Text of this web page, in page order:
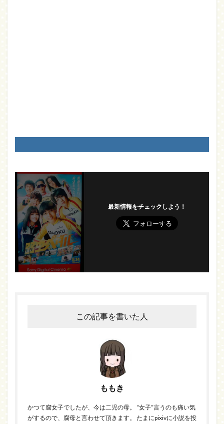
最新情報をチェックしよう！
この記事を書いた人
ももき
かつて腐女子でしたが、今は二児の母。 “女子”言うのも痛い気
がするので、腐母と言わせて頂きます。 たまにpixivに小説を投